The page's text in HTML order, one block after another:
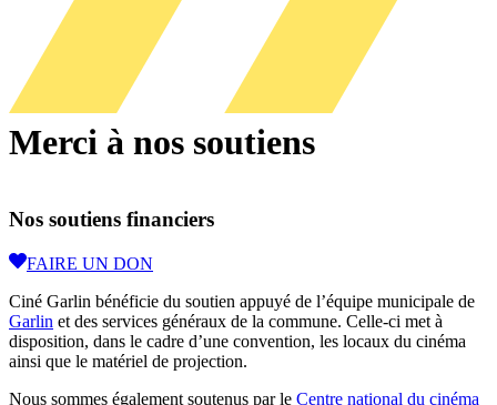
Merci à nos soutiens
Nos soutiens financiers
FAIRE UN DON
Ciné Garlin bénéficie du soutien appuyé de l’équipe municipale de
Garlin et des services généraux de la commune. Celle-ci met à
disposition, dans le cadre d’une convention, les locaux du cinéma
ainsi que le matériel de projection.
Nous sommes également soutenus par le Centre national du cinéma